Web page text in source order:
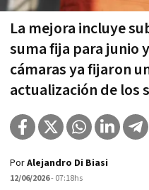
La mejora incluye
suma fija para junio
cámaras ya fijaron
actualización de los
PorAlejandro Di Biasi
12/06/2026- 07:18hs